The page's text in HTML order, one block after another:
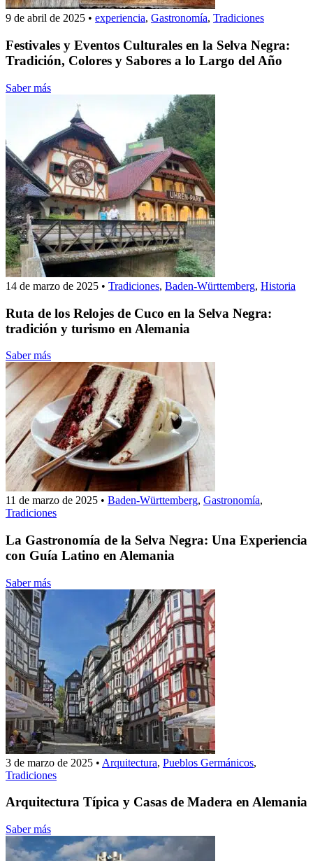
9 de abril de 2025 • experiencia, Gastronomía, Tradiciones
Festivales y Eventos Culturales en la Selva Negra:
Tradición, Colores y Sabores a lo Largo del Año
Saber más
14 de marzo de 2025 • Tradiciones, Baden-Württemberg, Historia
Ruta de los Relojes de Cuco en la Selva Negra:
tradición y turismo en Alemania
Saber más
11 de marzo de 2025 • Baden-Württemberg, Gastronomía,
Tradiciones
La Gastronomía de la Selva Negra: Una Experiencia
con Guía Latino en Alemania
Saber más
3 de marzo de 2025 • Arquitectura, Pueblos Germánicos,
Tradiciones
Arquitectura Típica y Casas de Madera en Alemania
Saber más